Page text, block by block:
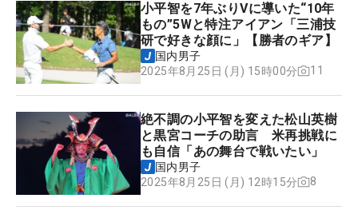
小平智を7年ぶりVに導いた“10年
もの”5Wと特注アイアン「三浦技
研で好きな顔に」【勝者のギア】
国内男子
2025年8月25日 (月) 15時00分
11
絶不調の小平智を変えた松山英樹
と黒宮コーチの助言 米再挑戦に
も自信「あの舞台で戦いたい」
国内男子
2025年8月25日 (月) 12時15分
8